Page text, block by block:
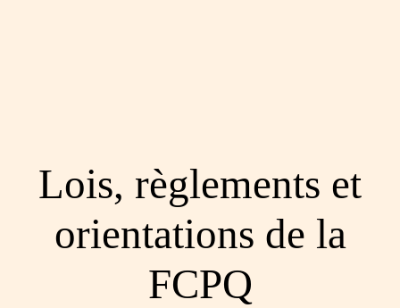
Lois, règlements et
orientations de la
FCPQ